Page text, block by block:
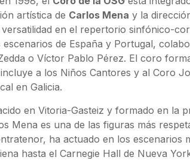
artística de Carlos Mena y la
en el repertorio sinfónico-
de España y Portugal,
o Víctor Pablo Pérez. El coro
a los Niños Cantores y al Coro
en Galicia.
en Vitoria-Gasteiz y formado en la
Mena es una de las figuras más
ha actuado en los escenarios
hasta el Carnegie Hall de Nueva